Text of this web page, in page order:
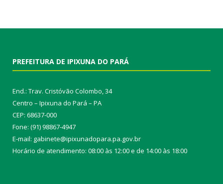
PREFEITURA DE IPIXUNA DO PARÁ
End.: Trav. Cristóvão Colombo, 34
Centro – Ipixuna do Pará – PA
CEP: 68637-000
Fone: (91) 98867-4947
E-mail: gabinete@ipixunadopara.pa.gov.br
Horário de atendimento: 08:00 às 12:00 e de 14:00 às 18:00